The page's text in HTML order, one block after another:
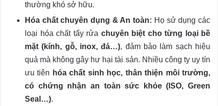
thường khó sở hữu.
Hóa chất chuyên dụng & An toàn: Họ sử dụng các
loại hóa chất tẩy rửa chuyên biệt cho từng loại bề
mặt (kính, gỗ, inox, đá…), đảm bảo làm sạch hiệu
quả mà không gây hư hại tài sản. Nhiều công ty uy tín
ưu tiên hóa chất sinh học, thân thiện môi trường,
có chứng nhận an toàn sức khỏe (ISO, Green
Seal…).